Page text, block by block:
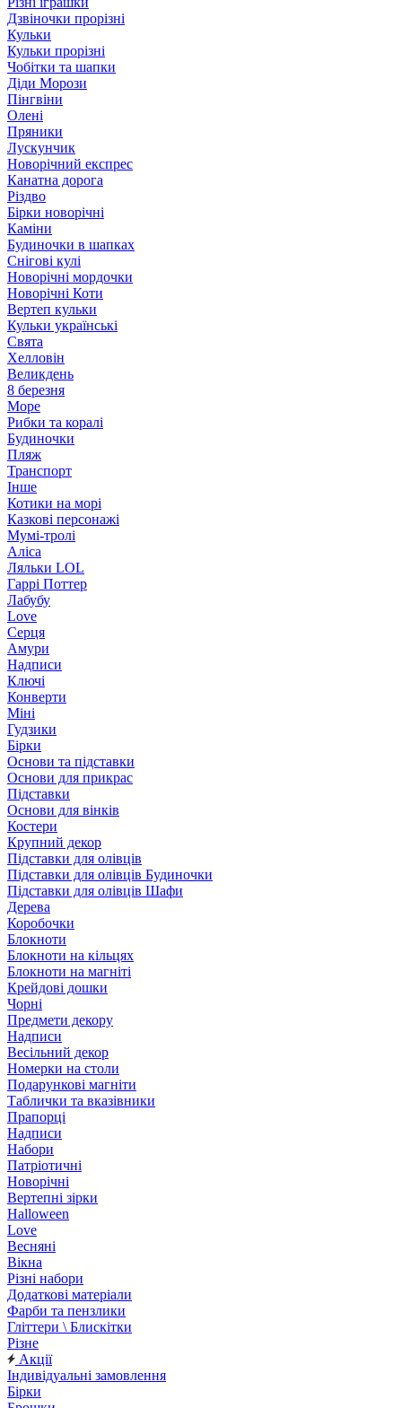
Дзвіночки прорізні
Кульки
Кульки прорізні
Чобітки та шапки
Діди Морози
Пінгвіни
Олені
Пряники
Лускунчик
Новорічний експрес
Канатна дорога
Різдво
Бірки новорічні
Каміни
Будиночки в шапках
Снігові кулі
Новорічні мордочки
Новорічні Коти
Вертеп кульки
Кульки українські
Свята
Хелловін
Великдень
8 березня
Море
Рибки та коралі
Будиночки
Пляж
Транспорт
Інше
Котики на морі
Казкові персонажі
Мумі-тролі
Аліса
Ляльки LOL
Гаррі Поттер
Лабубу
Love
Серця
Амури
Надписи
Ключі
Конверти
Міні
Гудзики
Бірки
Основи та підставки
Основи для прикрас
Підставки
Основи для вінків
Костери
Крупний декор
Підставки для олівців
Підставки для олівців Будиночки
Підставки для олівців Шафи
Дерева
Коробочки
Блокноти
Блокноти на кільцях
Блокноти на магніті
Крейдові дошки
Чорні
Предмети декору
Надписи
Весільний декор
Номерки на столи
Подарункові магніти
Таблички та вказівники
Прапорці
Надписи
Набори
Патріотичні
Новорічні
Вертепні зірки
Halloween
Love
Весняні
Вікна
Різні набори
Додаткові матеріали
Фарби та пензлики
Гліттери \ Блискітки
Різне
Акції
Індивідуальні замовлення
Бірки